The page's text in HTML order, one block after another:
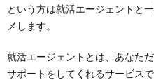
という方は就活エージェントと
メします。
就活エージェントとは、あなた
サポートをしてくれるサービスで